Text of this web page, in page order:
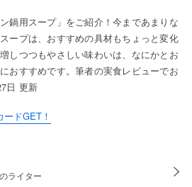
鍋用スープ」をご紹介！今まであまりな
ープは、おすすめの具材もちょっと変化
しつつもやさしい味わいは、なにかとお
おすすめです。筆者の実食レビューでお
日 更新
ドGET！
ライター